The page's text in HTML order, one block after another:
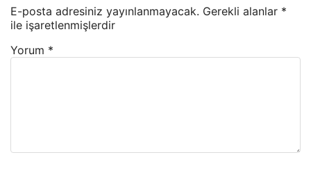
E-posta adresiniz yayınlanmayacak. Gerekli alanlar *
ile işaretlenmişlerdir
Yorum *